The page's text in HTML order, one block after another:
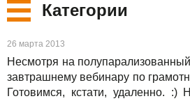
TuchaHost
Хостинг CRM
Категории
Новые
Сервисы
26 марта 2013
Несмотря на
завтрашнему вебинару по
Готовимся, кстати, удаленно. :)